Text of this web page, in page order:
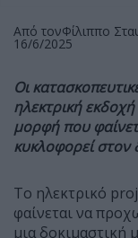
Από τονΦίλιππο
16/6/2025
Οι
ηλεκτρική
μορφή που
κυκλοφορεί στον
Το ηλεκτρικό
φαίνεται να
μια δοκιμαστική